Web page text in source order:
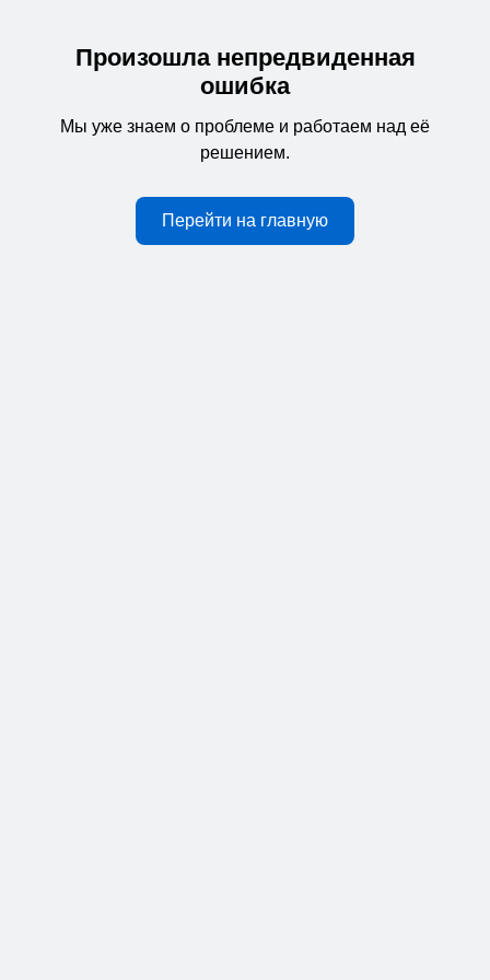
Произошла непредвиденная
ошибка
Мы уже знаем о проблеме и работаем над её
решением.
Перейти на главную